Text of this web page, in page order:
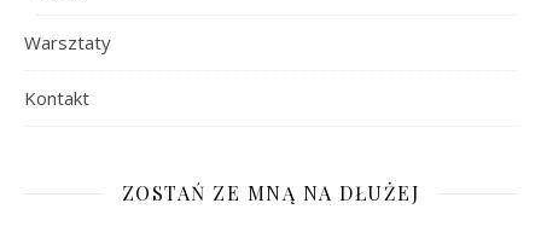
Warsztaty
Kontakt
ZOSTAŃ ZE MNĄ NA DŁUŻEJ